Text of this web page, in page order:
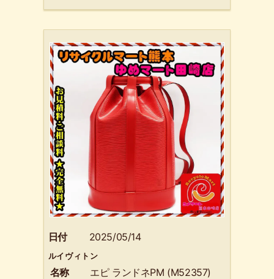
日付 2025/05/14
ルイヴィトン
名称
エピ ランドネPM (M52357)